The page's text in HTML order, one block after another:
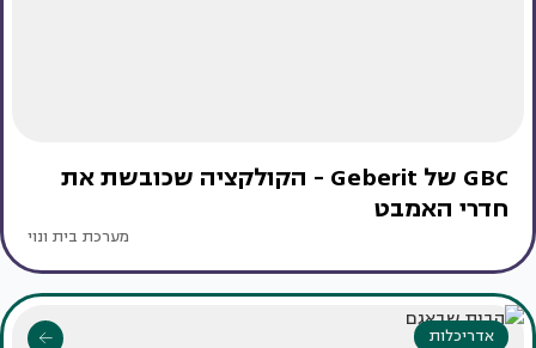
GBC של Geberit - הקולקציה שכובשת את
חדרי האמבט
מערכת בית ונוי
אדריכלות